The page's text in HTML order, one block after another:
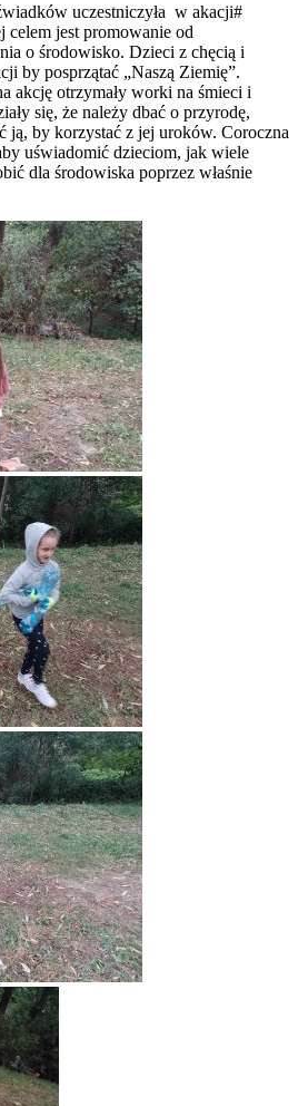
uczestniczyła w akacji#
celem jest promowanie od
o środowisko. Dzieci z chęcią i
by posprzątać „Naszą Ziemię”.
akcję otrzymały worki na śmieci i
się, że należy dbać o przyrodę,
ją, by korzystać z jej uroków. Coroczna
uświadomić dzieciom, jak wiele
dla środowiska poprzez właśnie